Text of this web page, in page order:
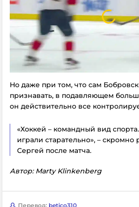
Но даже при том, что сам
признавать, в подавляющем
он действительно все
«Хоккей – командный вид
играли старательно», –
Сергей после матча.
Автор: Marty Klinkenberg
Перевод: betico310